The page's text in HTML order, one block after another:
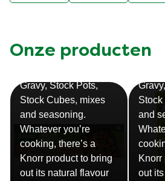
Onze producten
Gravy, Stock Pots,
Stock Cubes, mixes
and seasoning.
Whatever you’re
cooking, there’s a
Knorr product to bring
out its natural flavour
and
Knorr
out